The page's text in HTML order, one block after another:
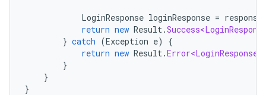
LoginResponse loginResponse =
return new Result.
} catch (Exception e)
{
return new Result.Error<LoginResponse>
}
}
}